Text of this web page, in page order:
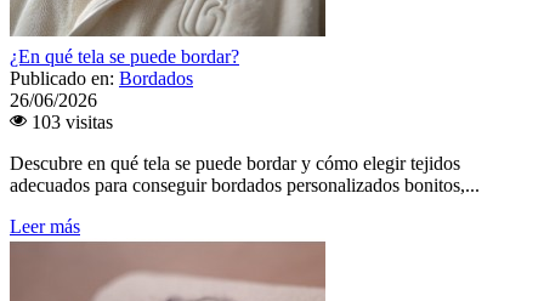
¿En qué tela se puede bordar?
Publicado en: Bordados
26/06/2026
103 visitas
Descubre en qué tela se puede bordar y cómo elegir tejidos
adecuados para conseguir bordados personalizados bonitos,...
Leer más